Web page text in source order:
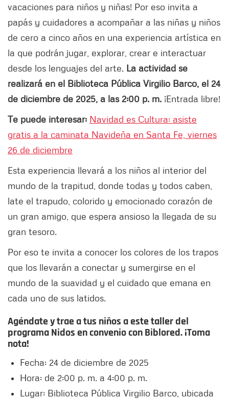
vacaciones para niños y niñas! Por eso invita a
papás y cuidadores a acompañar a las niñas y niños
de cero a cinco años en una experiencia artística en
la que podrán jugar, explorar, crear e interactuar
desde los lenguajes del arte. La actividad se
realizará en el Biblioteca Pública Virgilio Barco, el 24
de diciembre de 2025, a las 2:00 p. m. ¡Entrada libre!
Te puede interesar: Navidad es Cultura: asiste
gratis a la caminata Navideña en Santa Fe, viernes
26 de diciembre
Esta experiencia llevará a los niños al interior del
mundo de la trapitud, donde todas y todos caben,
late el trapudo, colorido y emocionado corazón de
un gran amigo, que espera ansioso la llegada de su
gran tesoro.
Por eso te invita a conocer los colores de los trapos
que los llevarán a conectar y sumergirse en el
mundo de la suavidad y el cuidado que emana en
cada uno de sus latidos.
Agéndate y trae a tus niños a este taller del
programa Nidos en convenio con Biblored. ¡Toma
nota!
Fecha: 24 de diciembre de 2025
Hora: de 2:00 p. m. a 4:00 p. m.
Lugar: Biblioteca Pública Virgilio Barco, ubicada